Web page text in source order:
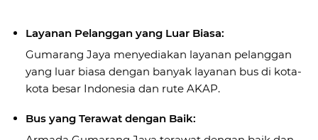
Layanan Pelanggan yang Luar Biasa:
Gumarang Jaya menyediakan layanan pelanggan
yang luar biasa dengan banyak layanan bus di kota-
kota besar Indonesia dan rute AKAP.
Bus yang Terawat dengan Baik: